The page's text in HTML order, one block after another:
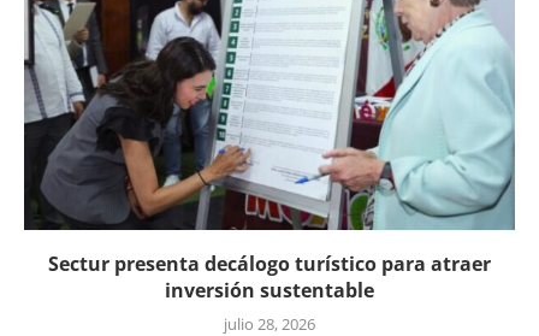
Sectur presenta decálogo turístico para atraer
inversión sustentable
julio 28, 2026